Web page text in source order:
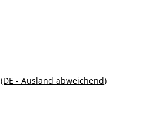
(DE - Ausland abweichend)